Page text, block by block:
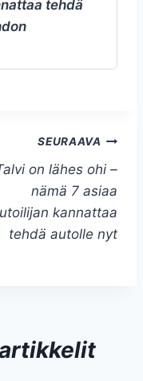
tehdä
SEURAAVA
on lähes ohi –
nämä 7 asiaa
kannattaa
tehdä autolle nyt